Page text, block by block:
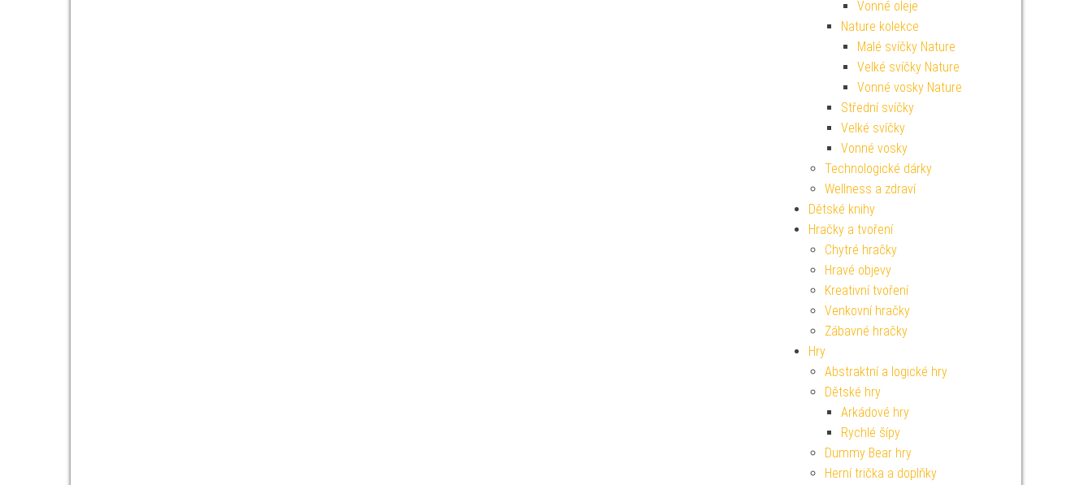
Vonné oleje
Nature kolekce
Malé svíčky Nature
Velké svíčky Nature
Vonné vosky Nature
Střední svíčky
Velké svíčky
Vonné vosky
Technologické dárky
Wellness a zdraví
Dětské knihy
Hračky a tvoření
Chytré hračky
Hravé objevy
Kreativní tvoření
Venkovní hračky
Zábavné hračky
Hry
Abstraktní a logické hry
Dětské hry
Arkádové hry
Rychlé šípy
Dummy Bear hry
Herní trička a doplňky